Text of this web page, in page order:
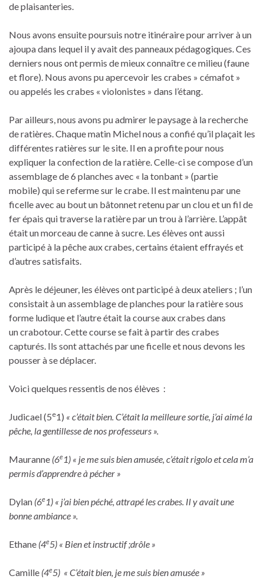
de plaisanteries.
Nous avons ensuite poursuis notre itinéraire pour arriver à un
ajoupa dans lequel il y avait des panneaux pédagogiques. Ces
derniers nous ont permis de mieux connaître ce milieu (faune
et flore). Nous avons pu apercevoir les crabes » cémafot »
ou appelés les crabes « violonistes » dans l’étang.
Par ailleurs, nous avons pu admirer le paysage à la recherche
de ratières. Chaque matin Michel nous a confié qu’il plaçait les
différentes ratières sur le site. Il en a profite pour nous
expliquer la confection de la ratière. Celle-ci se compose d’un
assemblage de 6 planches avec « la tonbant » (partie
mobile) qui se referme sur le crabe. Il est maintenu par une
ficelle avec au bout un bâtonnet retenu par un clou et un fil de
fer épais qui traverse la ratière par un trou à l’arrière. L’appât
était un morceau de canne à sucre. Les élèves ont aussi
participé à la pêche aux crabes, certains étaient effrayés et
d’autres satisfaits.
Après le déjeuner, les élèves ont participé à deux ateliers ; l’un
consistait à un assemblage de planches pour la ratière sous
forme ludique et l’autre était la course aux crabes dans
un crabotour. Cette course se fait à partir des crabes
capturés. Ils sont attachés par une ficelle et nous devons les
pousser à se déplacer.
Voici quelques ressentis de nos élèves :
Judicael (5e1) « c’était bien. C’était la meilleure sortie, j’aiaimé la
pêche, la gentillesse de nos professeurs ».
Mauranne (6e1) « je me suis bien amusée, c’était rigoloet cela m’a
permis d’apprendre à pécher »
Dylan (6e1) « j’ai bien péché, attrapé les crabes. Il y avait une
bonne ambiance ».
Ethane (4e5) « Bien et instructif;drôle »
Camille (4e5) « C’était bien, je me suis bien amusée »